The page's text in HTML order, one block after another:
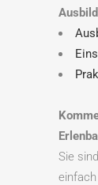
Sie
einfach